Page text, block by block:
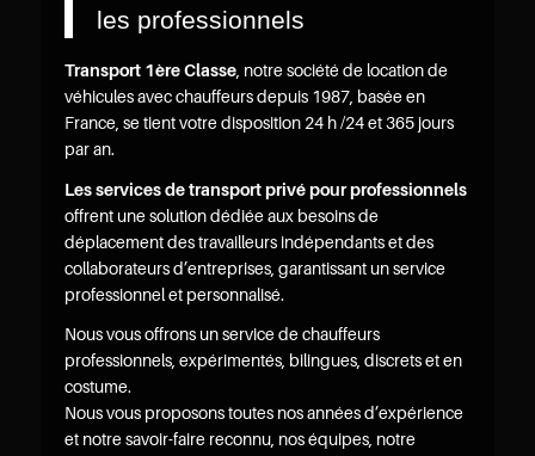
les professionnels
Transport 1ère Classe , notre société de location de
véhicules avec chauffeurs depuis 1987, basée en
France, se tient votre disposition 24 h /24 et 365 jours
par an.
Les services de transport privé pour professionnels
offrent une solution dédiée aux besoins de
déplacement des travailleurs indépendants et des
collaborateurs d’entreprises, garantissant un service
professionnel et personnalisé.
Nous vous offrons un service de chauffeurs
professionnels, expérimentés, bilingues, discrets et en
costume.
Nous vous proposons toutes nos années d’expérience
et notre savoir-faire reconnu, nos équipes, notre